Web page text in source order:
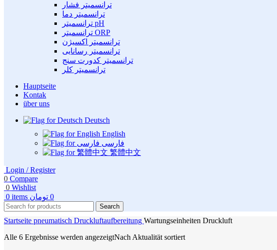
ترانسمیتر فشار
ترانسمیتر دما
ترانسمیتر pH
ترانسمیتر ORP
ترانسمیتر اکسیژن
ترانسمیتر رسانایی
ترانسمیتر کدورت سنج
ترانسمیتر کلر
Hauptseite
Kontak
über uns
Deutsch
English
فارسی
繁體中文
Login / Register
0 Compare
0 Wishlist
0 items 0 تومان
Search
Startseite pneumatisch Druckluftaufbereitung Wartungseinheiten Druckluft
Alle 6 Ergebnisse werden angezeigtNach Aktualität sortiert